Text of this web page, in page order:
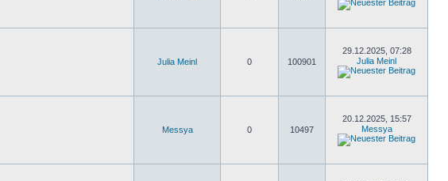
Julia Meinl 0 100901
29.12.2025, 07:28
Julia Meinl
Messya 0 10497
20.12.2025, 15:57
Messya